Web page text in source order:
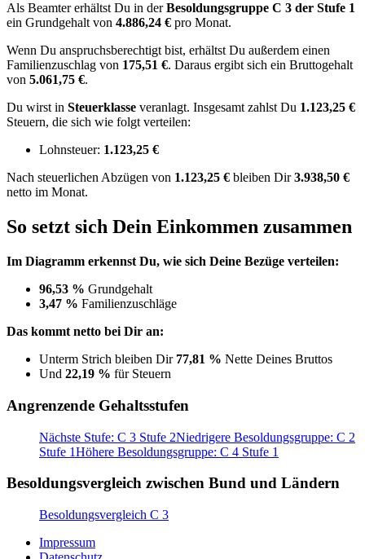
Als Beamter erhältst Du in derBesoldungsgruppe C 3 der Stufe 1
ein Grundgehalt von 4.886,24 € pro Monat.
Wenn Du anspruchsberechtigt bist, erhältst Du außerdem einen
Familienzuschlag von 175,51 €. Daraus ergibt sich ein Bruttogehalt
von 5.061,75 €.
Du wirst in Steuerklasse veranlagt. Insgesamt zahlst Du 1.123,25 €
Steuern, die sich wie folgt verteilen:
Lohnsteuer: 1.123,25 €
Nach steuerlichen Abzügen von 1.123,25 € bleiben Dir3.938,50 €
netto im Monat.
So setzt sich Dein Einkommen zusammen
Im Diagramm erkennst Du, wie sich Deine Bezüge verteilen:
96,53 % Grundgehalt
3,47 % Familienzuschläge
Das kommt netto bei Dir an:
Unterm Strich bleiben Dir 77,81 % Nette Deines Bruttos
Und 22,19 % für Steuern
Angrenzende Gehaltsstufen
Nächste Stufe: C 3 Stufe 2Niedrigere Besoldungsgruppe: C 2
Stufe 1Höhere Besoldungsgruppe: C 4 Stufe 1
Besoldungsvergleich zwischen Bund und Ländern
Besoldungsvergleich C 3
Impressum